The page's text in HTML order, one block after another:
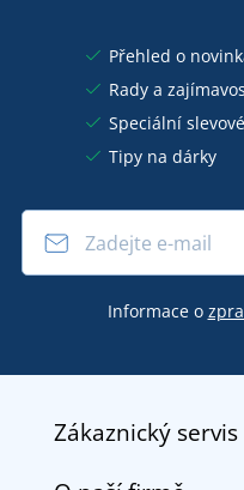
Přehled o
Rady a
Speciální
Tipy na dárky
Informace o
Zákaznický servis